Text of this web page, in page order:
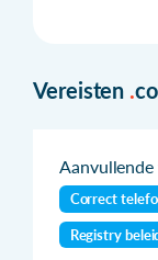
Vereisten .
Aanvullende
Correct
Registry